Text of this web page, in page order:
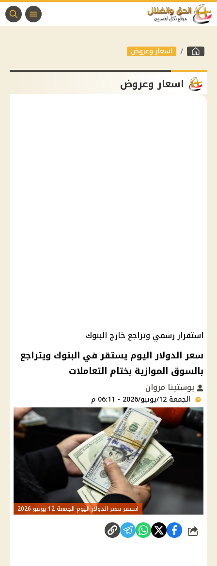
اسعار وعروض
اسعار وعروض
استقرار رسمي وتراجع خارج البنوك
سعر الدولار اليوم يستقر في البنوك ويتراجع
بالسوق الموازية بختام التعاملات
يوستينا مروان
الجمعة 12/يونيو/2026 - 06:11 م
استقر سعر الدولار اليوم الجمعة 12 يونيو 2026
شارك